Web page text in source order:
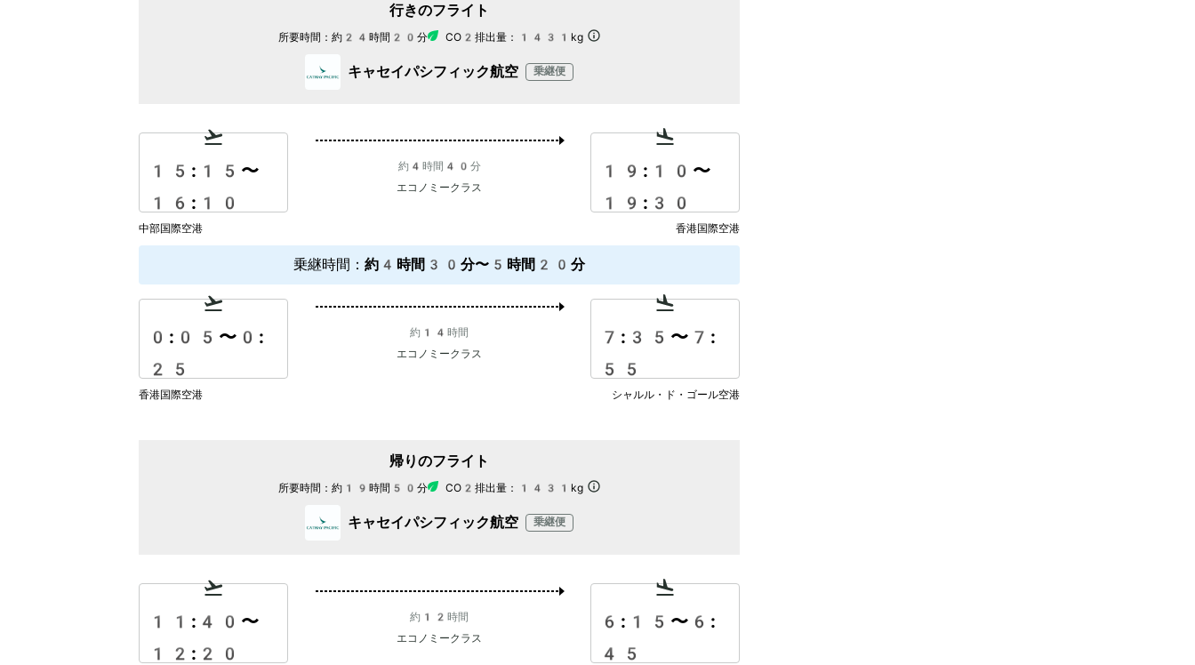
行きのフライト
所要時間： 約24時間20分 CO2排出量： 1431kg
キャセイパシフィック航空 乗継便
15:15 〜
16:10
約4時間40分
エコノミークラス
19:10 〜
19:30
中部国際空港 香港国際空港
乗継時間 ： 約4時間30分〜5時間20分
0:05 〜 0:
25
約14時間
エコノミークラス
7:35 〜 7:
55
香港国際空港 シャルル・ド・ゴール空港
帰りのフライト
所要時間： 約19時間50分 CO2排出量： 1431kg
キャセイパシフィック航空 乗継便
11:40 〜
12:20
約12時間
エコノミークラス
6:15 〜 6:
45